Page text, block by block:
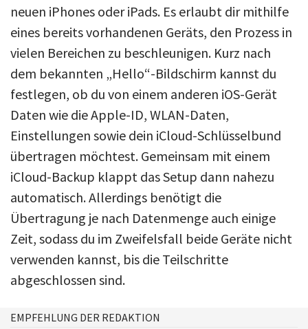
neuen iPhones oder iPads. Es erlaubt dir mithilfe
eines bereits vorhandenen Geräts, den Prozess in
vielen Bereichen zu beschleunigen. Kurz nach
dem bekannten „Hello“-Bildschirm kannst du
festlegen, ob du von einem anderen iOS-Gerät
Daten wie die Apple-ID, WLAN-Daten,
Einstellungen sowie dein iCloud-Schlüsselbund
übertragen möchtest. Gemeinsam mit einem
iCloud-Backup klappt das Setup dann nahezu
automatisch. Allerdings benötigt die
Übertragung je nach Datenmenge auch einige
Zeit, sodass du im Zweifelsfall beide Geräte nicht
verwenden kannst, bis die Teilschritte
abgeschlossen sind.
EMPFEHLUNG DER REDAKTION